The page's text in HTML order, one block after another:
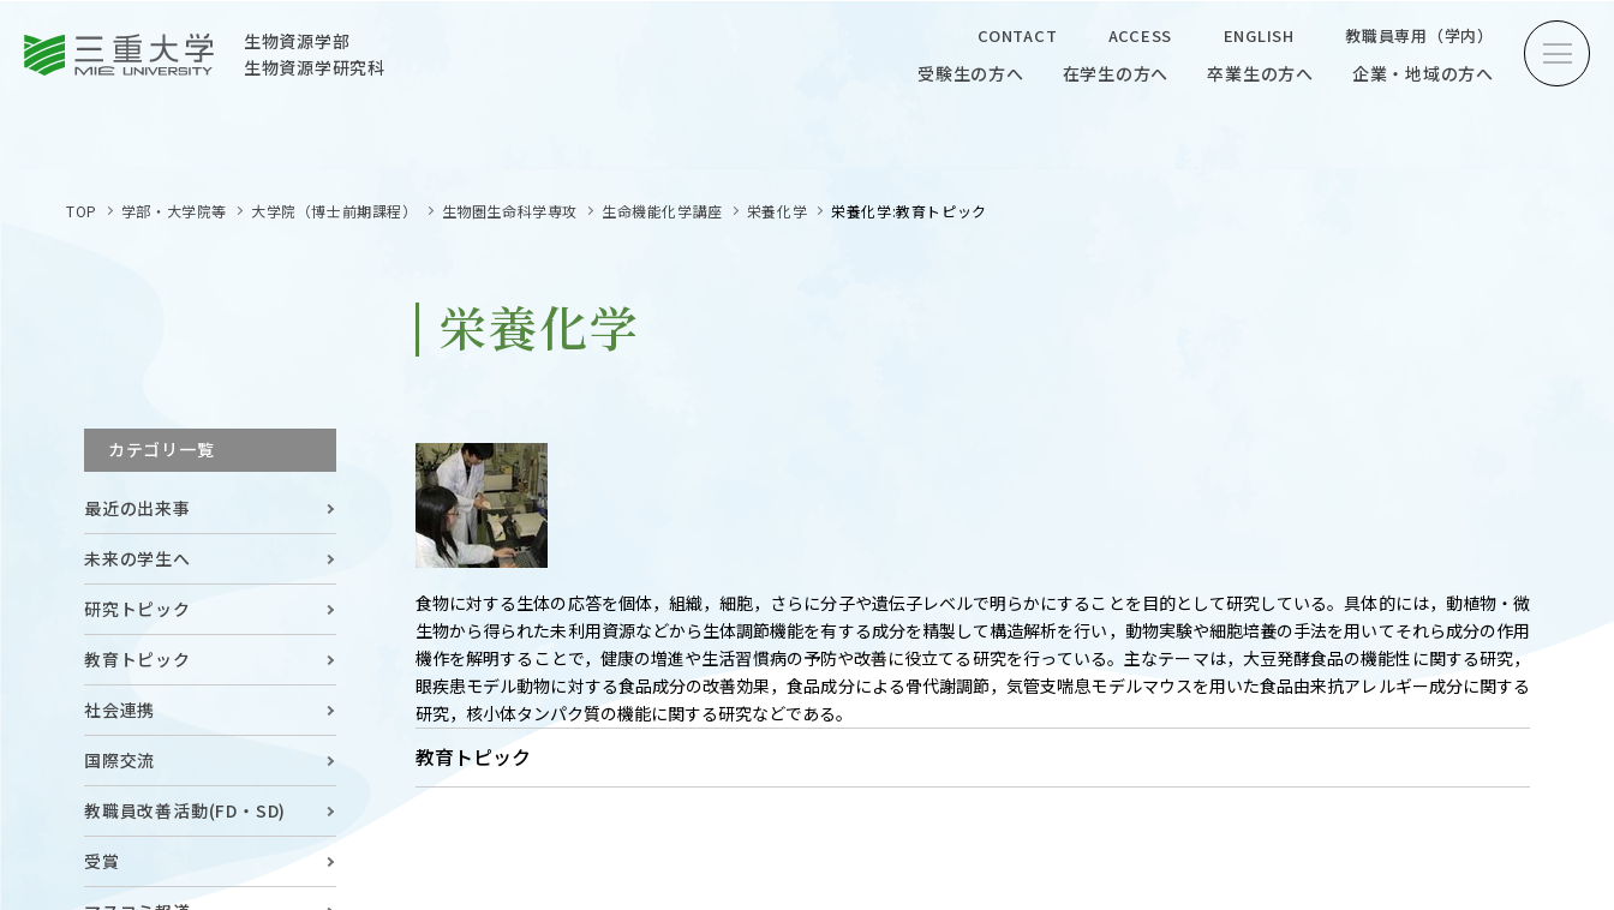
三重大学
生物資源学部
生物資源学研究科
CONTACT ACCESS ENGLISH 教職員専用（学内）
受験生の方へ 在学生の方へ 卒業生の方へ 企業・地域の方へ
生物資源学研究科
サイトマップ
お問い合わせ
ニュース◎
X
YouTube
教職員専用（学内）
農学がつなぐミライ
オープンキャンパス
ABOUT
学部概要 教育（学部・大学院等） 入試情報
RESEARCH
研究
SOCIAL
社会連携
CAMPUS LIFE
大学生活
CENTERS PAMPHLET FACULTY
TOP 学部・大学院等 大学院（博士前期課程） 生物圏生命科学専攻 生命機能化学講座 栄養化学 栄養化学:教育トピック
栄養化学
カテゴリ一覧
最近の出来事
未来の学生へ
研究トピック
教育トピック
社会連携
国際交流
教職員改善活動(FD・SD)
受賞
食物に対する生体の応答を個体，組織，細胞，さらに分子や遺伝子レベルで明らかにすることを目的として研究している。具体的には，動植物・微
生物から得られた未利用資源などから生体調節機能を有する成分を精製して構造解析を行い，動物実験や細胞培養の手法を用いてそれら成分の作用
機作を解明することで，健康の増進や生活習慣病の予防や改善に役立てる研究を行っている。主なテーマは，大豆発酵食品の機能性に関する研究，
眼疾患モデル動物に対する食品成分の改善効果，食品成分による骨代謝調節，気管支喘息モデルマウスを用いた食品由来抗アレルギー成分に関する
研究，核小体タンパク質の機能に関する研究などである。
教育トピック